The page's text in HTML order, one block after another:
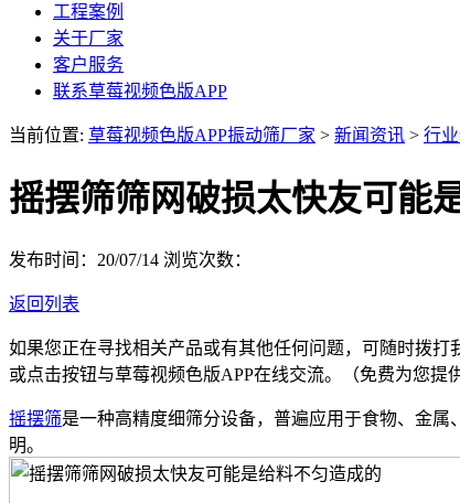
工程案例
关于厂家
客户服务
联系草莓视频色版APP
当前位置: 草莓视频色版APP振动筛厂家 > 新闻资讯 > 行
摇摆筛筛网破损太快友可能
发布时间：20/07/14 浏览次数：
返回列表
如果您正在寻找相关产品或有其他任何问题，可随时拨打
或点击按钮与草莓视频色版APP在线交流。（免费为您提
摇摆筛是一种高精度细筛分设备，普遍应用于食物、金
明。